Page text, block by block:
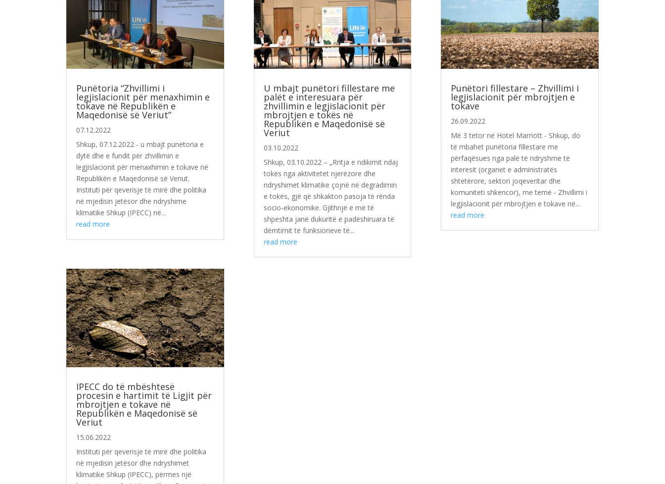
Punëtoria “Zhvillimi i
legjislacionit për menaxhimin e
tokave në Republikën e
Maqedonisë së Veriut”
07.12.2022
Shkup, 07.12.2022 - u mbajt punëtoria e
dytë dhe e fundit për zhvillimin e
legjislacionit për menaxhimin e tokave në
Republikën e Maqedonisë së Veriut.
Instituti për qeverisje të mirë dhe politika
në mjedisin jetësor dhe ndryshime
klimatike Shkup (IPECC) në...
read more
IPECC do të mbështesë
procesin e hartimit të Ligjit për
mbrojtjen e tokave në
Republikën e Maqedonisë së
Veriut
15.06.2022
Instituti për qeverisje të mirë dhe politika
në mjedisin jetësor dhe ndryshimet
klimatike Shkup (IPECC), përmes një
U mbajt punëtori fillestare me
palët e interesuara për
zhvillimin e legjislacionit për
mbrojtjen e tokës në
Republikën e Maqedonisë së
Veriut
03.10.2022
Shkup, 03.10.2022 – „Rritja e ndikimit ndaj
tokës nga aktivitetet njerëzore dhe
ndryshimet klimatike çojnë në degradimin
e tokës, gjë që shkakton pasoja të rënda
socio-ekonomike. Gjithnjë e më të
shpeshta janë dukuritë e padëshiruara të
dëmtimit të funksioneve të...
read more
Punëtori fillestare – Zhvillimi i
legjislacionit për mbrojtjen e
tokave
26.09.2022
Më 3 tetor në Hotel Marriott - Shkup, do
të mbahet punëtoria fillestare me
përfaqësues nga palë të ndryshme të
interesit (organet e administratës
shtetërore, sektori joqeveritar dhe
komuniteti shkencor), me temë - Zhvillimi i
legjislacionit për mbrojtjen e tokave në...
read more